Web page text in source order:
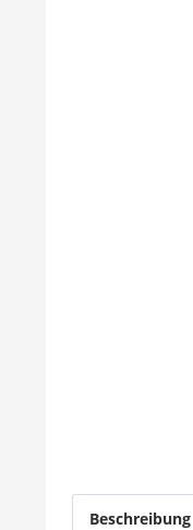
Beschreibung